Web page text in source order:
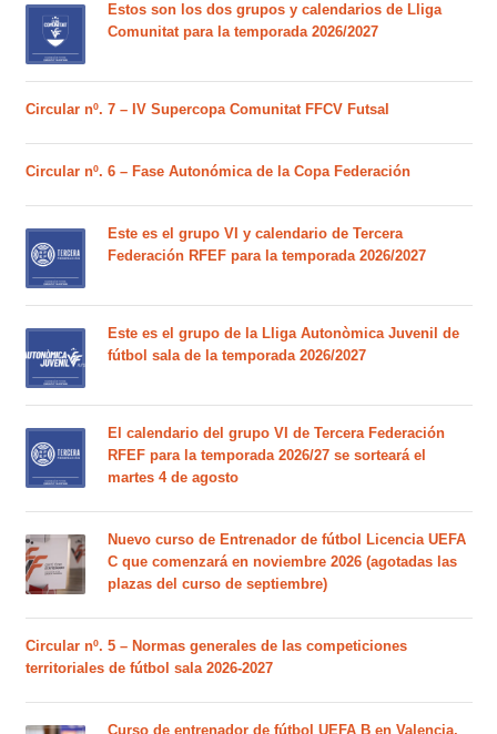
Estos son los dos grupos y calendarios de Lliga
Comunitat para la temporada 2026/2027
Circular nº. 7 – IV Supercopa Comunitat FFCV Futsal
Circular nº. 6 – Fase Autonómica de la Copa Federación
Este es el grupo VI y calendario de Tercera
Federación RFEF para la temporada 2026/2027
Este es el grupo de la Lliga Autonòmica Juvenil de
fútbol sala de la temporada 2026/2027
El calendario del grupo VI de Tercera Federación
RFEF para la temporada 2026/27 se sorteará el
martes 4 de agosto
Nuevo curso de Entrenador de fútbol Licencia UEFA
C que comenzará en noviembre 2026 (agotadas las
plazas del curso de septiembre)
Circular nº. 5 – Normas generales de las competiciones
territoriales de fútbol sala 2026-2027
Curso de entrenador de fútbol UEFA B en Valencia,